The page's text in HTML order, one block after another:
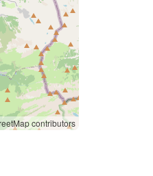
contributors